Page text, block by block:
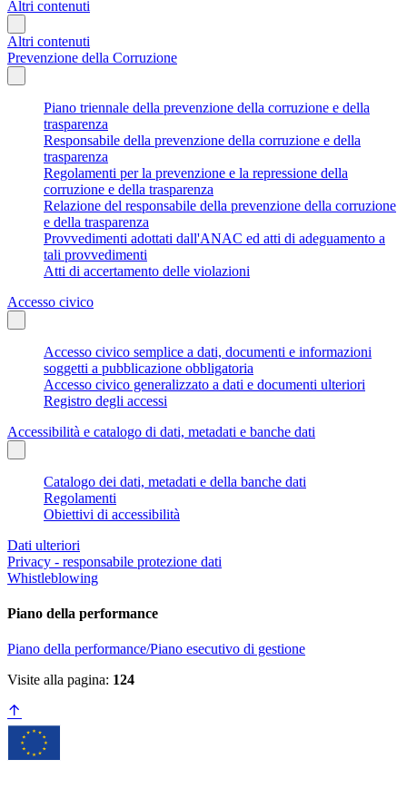
Altri contenuti
Altri contenuti
Prevenzione della Corruzione
Piano triennale della prevenzione della corruzione e della
trasparenza
Responsabile della prevenzione della corruzione e della
trasparenza
Regolamenti per la prevenzione e la repressione della
corruzione e della trasparenza
Relazione del responsabile della prevenzione della corruzione
e della trasparenza
Provvedimenti adottati dall'ANAC ed atti di adeguamento a
tali provvedimenti
Atti di accertamento delle violazioni
Accesso civico
Accesso civico semplice a dati, documenti e informazioni
soggetti a pubblicazione obbligatoria
Accesso civico generalizzato a dati e documenti ulteriori
Registro degli accessi
Accessibilità e catalogo di dati, metadati e banche dati
Catalogo dei dati, metadati e della banche dati
Regolamenti
Obiettivi di accessibilità
Dati ulteriori
Privacy - responsabile protezione dati
Whistleblowing
Piano della performance
Piano della performance/Piano esecutivo di gestione
Visite alla pagina: 124